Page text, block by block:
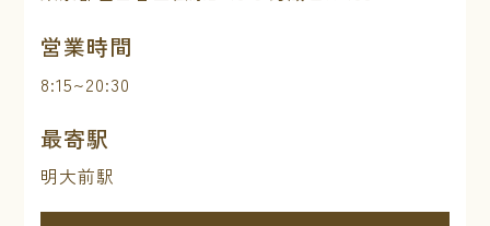
営業時間
8:15~20:30
最寄駅
明大前駅